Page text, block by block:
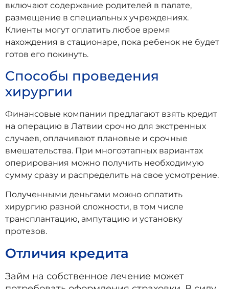
включают содержание родителей в палате,
размещение в специальных учреждениях.
Клиенты могут оплатить любое время
нахождения в стационаре, пока ребенок не будет
готов его покинуть.
Способы проведения
хирургии
Финансовые компании предлагают взять кредит
на операцию в Латвии срочно для экстренных
случаев, оплачивают плановые и срочные
вмешательства. При многоэтапных вариантах
оперирования можно получить необходимую
сумму сразу и распределить на свое усмотрение.
Полученными деньгами можно оплатить
хирургию разной сложности, в том числе
трансплантацию, ампутацию и установку
протезов.
Отличия кредита
Займ на собственное лечение может